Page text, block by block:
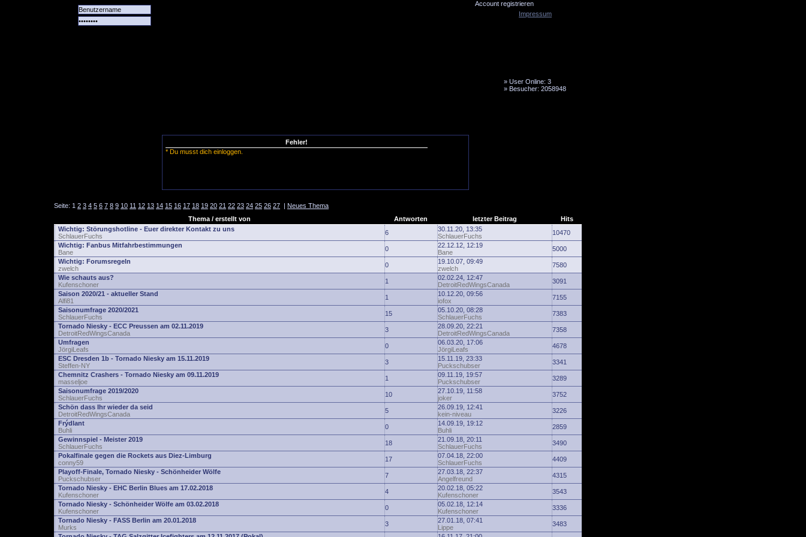
Account registrieren
» User Online: 3
» Besucher: 2058948
Fehler!
* Du musst dich einloggen.
Seite: 1 2 3 4 5 6 7 8 9 10 11 12 13 14 15 16 17 18 19 20 21 22 23 24 25 26 27 | Neues Thema
Thema / erstellt von
Antworten letzter Beitrag
Hits
Wichtig: Störungshotline - Euer direkter Kontakt zu uns
SchlauerFuchs
6
30.11.20, 13:35
SchlauerFuchs
10470
Wichtig: Fanbus Mitfahrbestimmungen
Bane
0
22.12.12, 12:19
Bane
5000
Wichtig: Forumsregeln
zwelch
0
19.10.07, 09:49
zwelch
7580
Wie schauts aus?
Kufenschoner
1
02.02.24, 12:47
DetroitRedWingsCanada
3091
Saison 2020/21 - aktueller Stand
Alfi81
1
10.12.20, 09:56
iofox
7155
Saisonumfrage 2020/2021
SchlauerFuchs
15
05.10.20, 08:28
SchlauerFuchs
7383
Tornado Niesky - ECC Preussen am 02.11.2019
DetroitRedWingsCanada
3
28.09.20, 22:21
DetroitRedWingsCanada
7358
Umfragen
JörgiLeafs
0
06.03.20, 17:06
JörgiLeafs
4678
ESC Dresden 1b - Tornado Niesky am 15.11.2019
Steffen-NY
3
15.11.19, 23:33
Puckschubser
3341
Chemnitz Crashers - Tornado Niesky am 09.11.2019
masseljoe
1
09.11.19, 19:57
Puckschubser
3289
Saisonumfrage 2019/2020
SchlauerFuchs
10
27.10.19, 11:58
joker
3752
Schön dass Ihr wieder da seid
DetroitRedWingsCanada
5
26.09.19, 12:41
kein-niveau
3226
Frýdlant
Buhli
0
14.09.19, 19:12
Buhli
2859
Gewinnspiel - Meister 2019
SchlauerFuchs
18
21.09.18, 20:11
SchlauerFuchs
3490
Pokalfinale gegen die Rockets aus Diez-Limburg
conny59
17
07.04.18, 22:00
SchlauerFuchs
4409
Playoff-Finale, Tornado Niesky - Schönheider Wölfe
Puckschubser
7
27.03.18, 22:37
Angelfreund
4315
Tornado Niesky - EHC Berlin Blues am 17.02.2018
Kufenschoner
4
20.02.18, 05:22
Kufenschoner
3543
Tornado Niesky - Schönheider Wölfe am 03.02.2018
Kufenschoner
0
05.02.18, 12:14
Kufenschoner
3336
Tornado Niesky - FASS Berlin am 20.01.2018
Murks
3
27.01.18, 07:41
Lippe
3483
Impressum